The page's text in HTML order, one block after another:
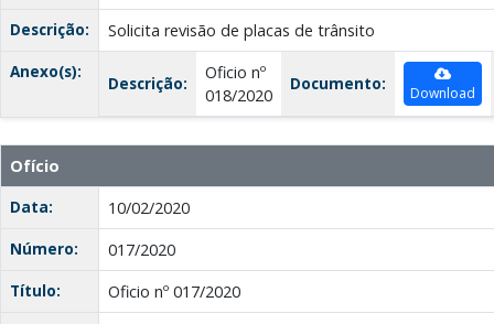
Descrição:
Solicita revisão de placas de trânsito
Anexo(s):
Descrição:
Oficio nº
018/2020
Documento: Download
Ofício
Data:
10/02/2020
Número:
017/2020
Título:
Oficio nº 017/2020